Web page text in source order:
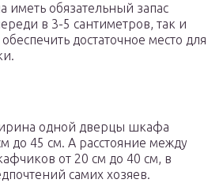
иметь обязательный запас
в 3-5 сантиметров, так и
достаточное место для
одной дверцы шкафа
до 45 см. А расстояние между
от 20 см до 40 см, в
самих хозяев.